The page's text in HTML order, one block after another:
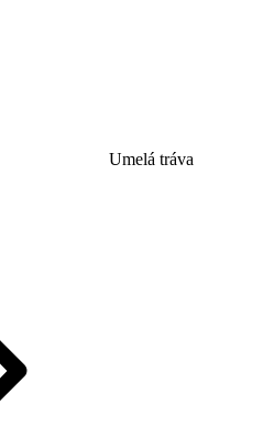
Umelá tráva